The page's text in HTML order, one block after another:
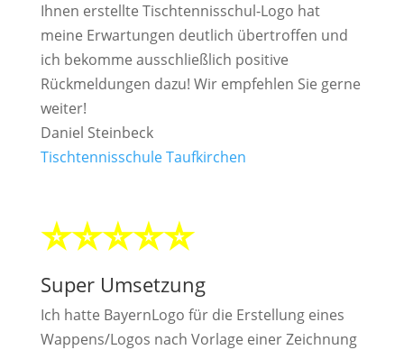
Ihnen erstellte Tischtennisschul-Logo hat
meine Erwartungen deutlich übertroffen und
ich bekomme ausschließlich positive
Rückmeldungen dazu! Wir empfehlen Sie gerne
weiter!
Daniel Steinbeck
Tischtennisschule Taufkirchen
⭐⭐⭐⭐⭐
Super Umsetzung
Ich hatte BayernLogo für die Erstellung eines
Wappens/Logos nach Vorlage einer Zeichnung